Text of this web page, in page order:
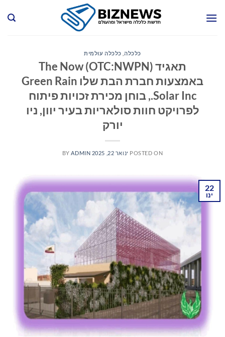
כלכלה, כלכלה עולמית
תאגיד The Now (OTC:NWPN)
באמצעות חברת הבת שלו Green Rain
Solar Inc., בוחן מכירת זכויות פיתוח
לפרויקט חוות סולאריות בעיר יוון, ניו
יורק
POSTED ON ינואר 22, 2025 BY ADMIN
22
ינו